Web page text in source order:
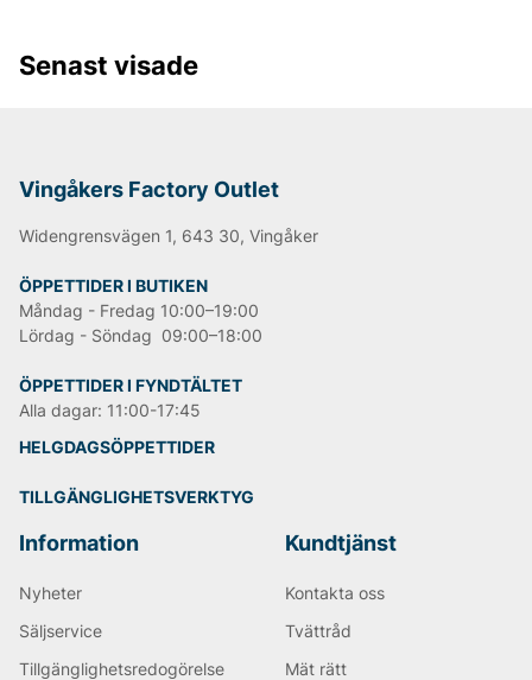
Ursprungligen var Levi's endast ett produktnamn på
de nitförstärkta blåjeansen, men idag ingår
Andra populära varumärken:
NN07
Björn Borg
Replay
Oscar Jacobson
Senast visade
Vingåkers Factory Outlet
Widengrensvägen 1, 643 30, Vingåker
ÖPPETTIDER I BUTIKEN
Måndag - Fredag 10:00–19:00
Lördag - Söndag 09:00–18:00
ÖPPETTIDER I FYNDTÄLTET
Alla dagar: 11:00-17:45
HELGDAGSÖPPETTIDER
TILLGÄNGLIGHETSVERKTYG
Information
Nyheter
Säljservice
Tillgänglighetsredogörelse
Kundtjänst
Kontakta oss
Tvättråd
Mät rätt